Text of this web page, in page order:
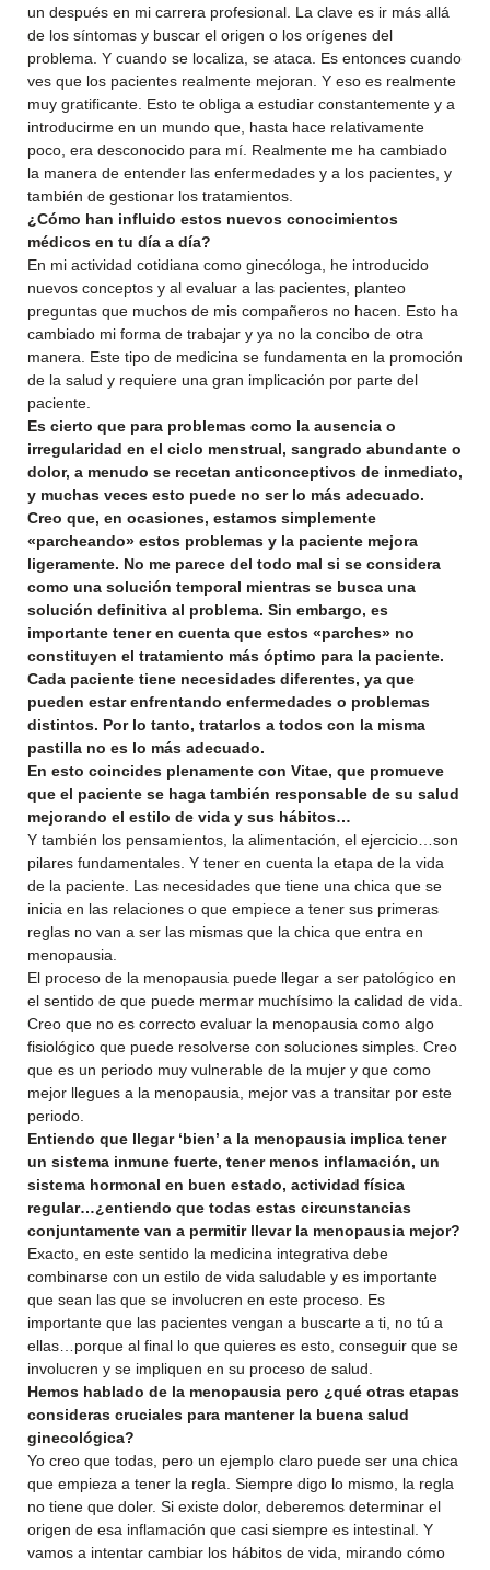
un después en mi carrera profesional. La clave es ir más allá
de los síntomas y buscar el origen o los orígenes del
problema. Y cuando se localiza, se ataca. Es entonces cuando
ves que los pacientes realmente mejoran. Y eso es realmente
muy gratificante. Esto te obliga a estudiar constantemente y a
introducirme en un mundo que, hasta hace relativamente
poco, era desconocido para mí. Realmente me ha cambiado
la manera de entender las enfermedades y a los pacientes, y
también de gestionar los tratamientos.
¿Cómo han influido estos nuevos conocimientos
médicos en tu día a día?
En mi actividad cotidiana como ginecóloga, he introducido
nuevos conceptos y al evaluar a las pacientes, planteo
preguntas que muchos de mis compañeros no hacen. Esto ha
cambiado mi forma de trabajar y ya no la concibo de otra
manera. Este tipo de medicina se fundamenta en la promoción
de la salud y requiere una gran implicación por parte del
paciente.
Es cierto que para problemas como la ausencia o
irregularidad en el ciclo menstrual, sangrado abundante o
dolor, a menudo se recetan anticonceptivos de inmediato,
y muchas veces esto puede no ser lo más adecuado.
Creo que, en ocasiones, estamos simplemente
«parcheando» estos problemas y la paciente mejora
ligeramente. No me parece del todo mal si se considera
como una solución temporal mientras se busca una
solución definitiva al problema. Sin embargo, es
importante tener en cuenta que estos «parches» no
constituyen el tratamiento más óptimo para la paciente.
Cada paciente tiene necesidades diferentes, ya que
pueden estar enfrentando enfermedades o problemas
distintos. Por lo tanto, tratarlos a todos con la misma
pastilla no es lo más adecuado.
En esto coincides plenamente con Vitae, que promueve
que el paciente se haga también responsable de su salud
mejorando el estilo de vida y sus hábitos…
Y también los pensamientos, la alimentación, el ejercicio…son
pilares fundamentales. Y tener en cuenta la etapa de la vida
de la paciente. Las necesidades que tiene una chica que se
inicia en las relaciones o que empiece a tener sus primeras
reglas no van a ser las mismas que la chica que entra en
menopausia.
El proceso de la menopausia puede llegar a ser patológico en
el sentido de que puede mermar muchísimo la calidad de vida.
Creo que no es correcto evaluar la menopausia como algo
fisiológico que puede resolverse con soluciones simples. Creo
que es un periodo muy vulnerable de la mujer y que como
mejor llegues a la menopausia, mejor vas a transitar por este
periodo.
Entiendo que llegar ‘bien’ a la menopausia implica tener
un sistema inmune fuerte, tener menos inflamación, un
sistema hormonal en buen estado, actividad física
regular…¿entiendo que todas estas circunstancias
conjuntamente van a permitir llevar la menopausia mejor?
Exacto, en este sentido la medicina integrativa debe
combinarse con un estilo de vida saludable y es importante
que sean las que se involucren en este proceso. Es
importante que las pacientes vengan a buscarte a ti, no tú a
ellas…porque al final lo que quieres es esto, conseguir que se
involucren y se impliquen en su proceso de salud.
Hemos hablado de la menopausia pero ¿qué otras etapas
consideras cruciales para mantener la buena salud
ginecológica?
Yo creo que todas, pero un ejemplo claro puede ser una chica
que empieza a tener la regla. Siempre digo lo mismo, la regla
no tiene que doler. Si existe dolor, deberemos determinar el
origen de esa inflamación que casi siempre es intestinal. Y
vamos a intentar cambiar los hábitos de vida, mirando cómo